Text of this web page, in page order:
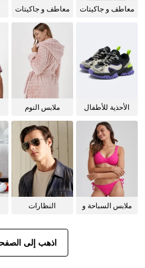
معاطف و جاكيتات
معاطف و جاكيتات
الأحذية للأطفال
ملابس النوم
ملابس السباحة و
النظارات
اذهب إلى